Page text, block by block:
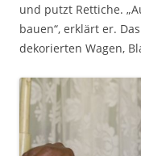
und putzt Rettiche.
bauen“, erklärt er.
dekorierten Wagen,